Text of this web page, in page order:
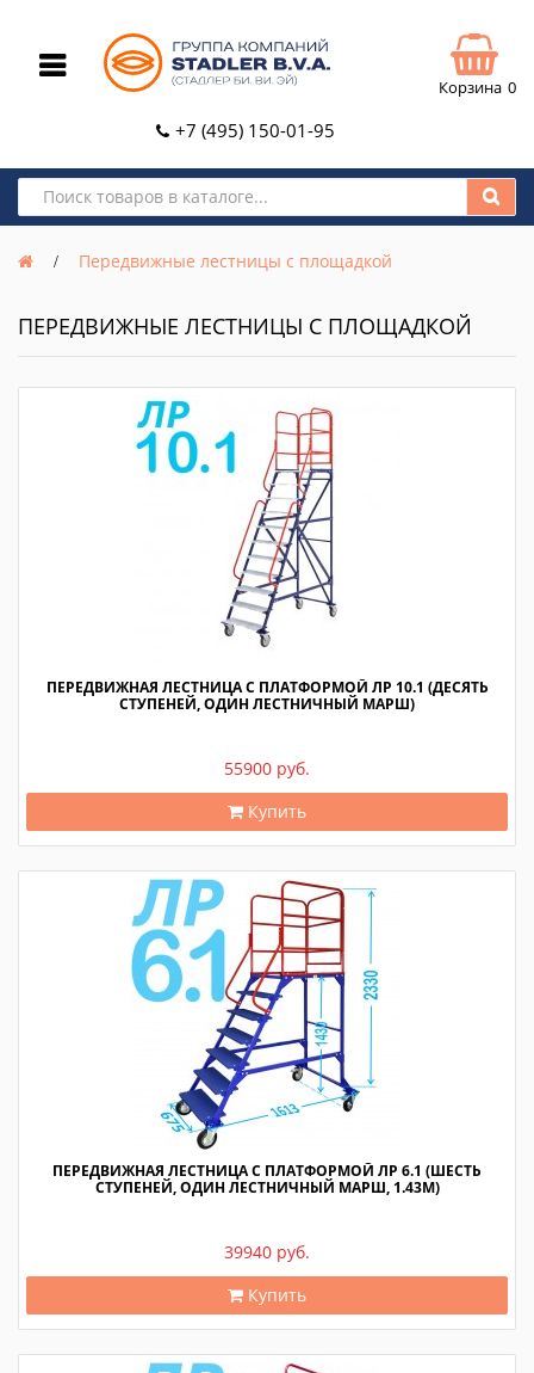
+7 (495) 150-01-95
Корзина 0
Передвижные лестницы с площадкой
ПЕРЕДВИЖНЫЕ ЛЕСТНИЦЫ С ПЛОЩАДКОЙ
ПЕРЕДВИЖНАЯ ЛЕСТНИЦА С ПЛАТФОРМОЙ ЛР 10.1 (ДЕСЯТЬ
СТУПЕНЕЙ, ОДИН ЛЕСТНИЧНЫЙ МАРШ)
55900 руб.
Купить
ПЕРЕДВИЖНАЯ ЛЕСТНИЦА С ПЛАТФОРМОЙ ЛР 6.1 (ШЕСТЬ
СТУПЕНЕЙ, ОДИН ЛЕСТНИЧНЫЙ МАРШ, 1.43М)
39940 руб.
Купить